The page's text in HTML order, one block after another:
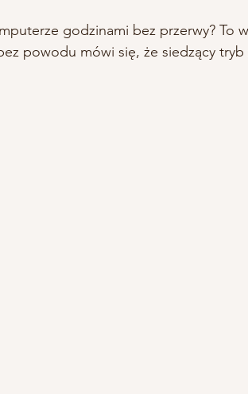
godzinami bez przerwy? To
powodu mówi się, że siedzący